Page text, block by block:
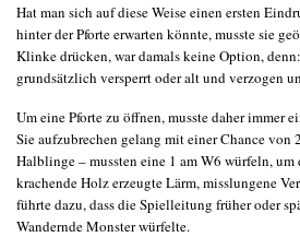
Hat man sich auf diese Weise einen ersten
hinter der Pforte erwarten könnte, musste sie
Klinke drücken, war damals keine Option,
grundsätzlich versperrt oder alt und verzogen
Um eine Pforte zu öffnen, musste daher immer
Sie aufzubrechen gelang mit einer Chance von
Halblinge – mussten eine 1 am W6 würfeln, um
krachende Holz erzeugte Lärm, misslungene
führte dazu, dass die Spielleitung früher oder
Wandernde Monster würfelte.